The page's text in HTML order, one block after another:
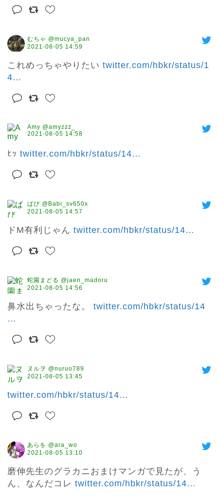
むちゃ @mucya_pan
2021-08-05 14:59
これめっちゃやりたい twitter.com/hbkr/status/1
4…
Amy @amyzzz_
2021-08-05 14:58
ﾋｯ twitter.com/hbkr/status/14…
ばび @Babi_sv650x
2021-08-05 14:57
ドM有利じゃん twitter.com/hbkr/status/14…
蛇園まどる @jaen_madoru
2021-08-05 14:56
鼻水出ちゃったな。 twitter.com/hbkr/status/14
…
ヌルヲ @nuruo789
2021-08-05 13:45
twitter.com/hbkr/status/14…
あらを @ara_wo
2021-08-05 13:10
磨伸先生のグラカニおまけマンガで見たが、う
ん、なんだコレ twitter.com/hbkr/status/14…